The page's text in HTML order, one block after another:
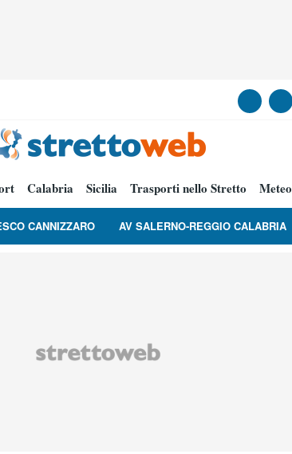
Calabria Sicilia Trasporti nello Stretto Meteo
CANNIZZARO AV SALERNO-REGGIO CALABRIA